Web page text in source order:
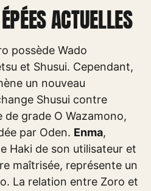
ACTUELLES
possède Wado
et Shusui. Cependant,
un nouveau
Shusui contre
de grade O Wazamono,
par Oden. Enma,
Haki de son utilisateur et
maîtrisée, représente un
La relation entre Zoro et